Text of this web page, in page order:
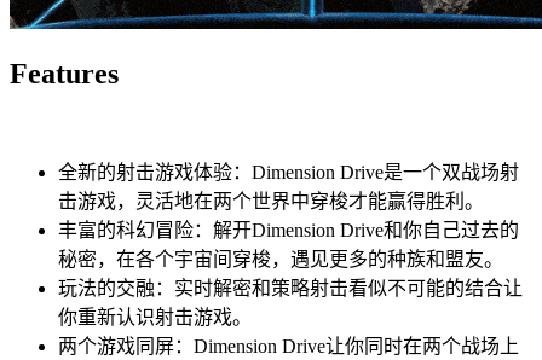
Features
全新的射击游戏体验：Dimension Drive是一个双战场射
击游戏，灵活地在两个世界中穿梭才能赢得胜利。
丰富的科幻冒险：解开Dimension Drive和你自己过去的
秘密，在各个宇宙间穿梭，遇见更多的种族和盟友。
玩法的交融：实时解密和策略射击看似不可能的结合让
你重新认识射击游戏。
两个游戏同屏：Dimension Drive让你同时在两个战场上